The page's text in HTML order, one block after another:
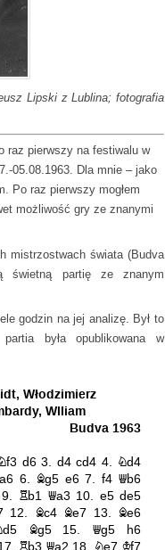
Lipski z Lublina; fotografia
raz pierwszy na festiwalu w
05.08.1963. Dla mnie – jako
Po raz pierwszy mogłem
możliwość gry ze znanymi
mistrzostwach świata (Budva
świetną partię ze znanym
godzin na jej analizę. Był to
była opublikowana w